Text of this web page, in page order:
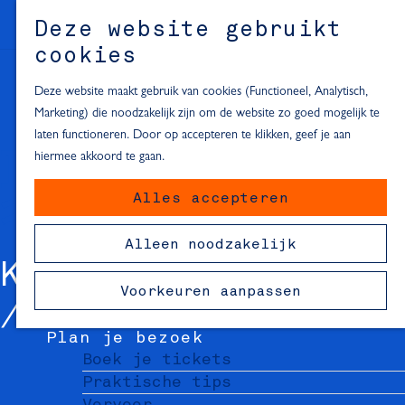
Deze website gebruikt
cookies
Deze website maakt gebruik van cookies (Functioneel, Analytisch,
Marketing) die noodzakelijk zijn om de website zo goed mogelijk te
laten functioneren. Door op accepteren te klikken, geef je aan
hiermee akkoord te gaan.
Alles accepteren
Alleen noodzakelijk
Voorkeuren aanpassen
M
e
n
u
Inspiratie voor een dagje Delft
Dagje naar het strand
Fietsen in de omgeving van Delft
Must-see attracties in de buurt
van Delft
Blijven slapen
24 uur in Delft
48 uur in Delft
72 uur in Delft
Overnachtingslocaties in Delft
Plan je bezoek
Boek je tickets
Praktische tips
KWALITARIA